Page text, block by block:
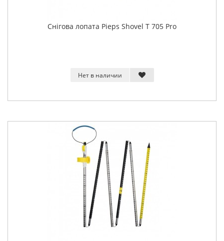
Снігова лопата Pieps Shovel T 705 Pro
Нет в наличии